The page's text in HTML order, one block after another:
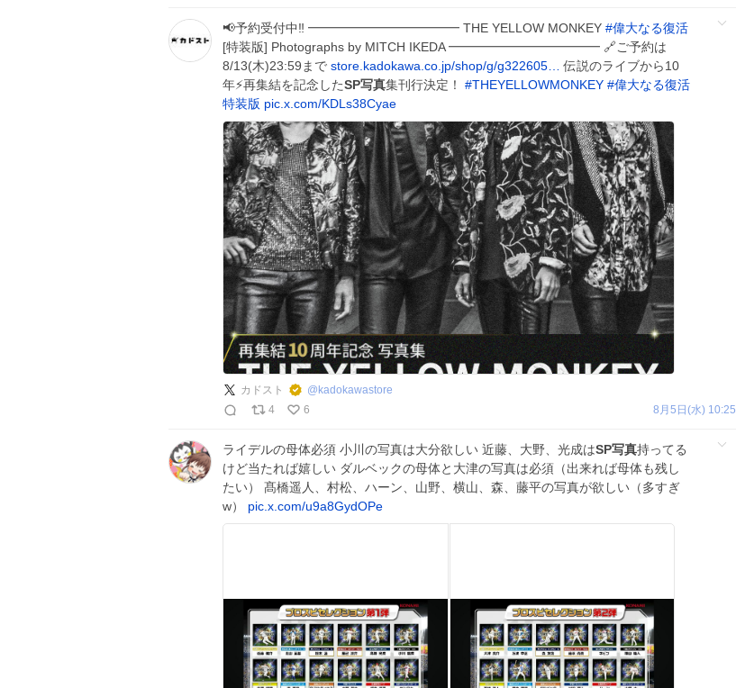
📢予約受付中‼️ ━━━━━━━━━━━━ THE YELLOW MONKEY #偉大なる復活
[特装版] Photographs by MITCH IKEDA ━━━━━━━━━━━━ 🔗ご予約は
8/13(木)23:59まで store.kadokawa.co.jp/shop/g/g322605…
伝説のライブから10
年⚡再集結を記念したSP写真集刊行決定！ #THEYELLOWMONKEY #偉大なる復活
特装版 pic.x.com/KDLs38Cyae
カドスト @ kadokawastore
4
6 8月5日(水) 10:25
ライデルの母体必須 小川の写真は大分欲しい 近藤、大野、光成はSP写真持ってる
けど当たれば嬉しい ダルベックの母体と大津の写真は必須（出来れば母体も残し
たい） 髙橋遥人、村松、ハーン、山野、横山、森、藤平の写真が欲しい（多すぎ
w） pic.x.com/u9a8GydOPe